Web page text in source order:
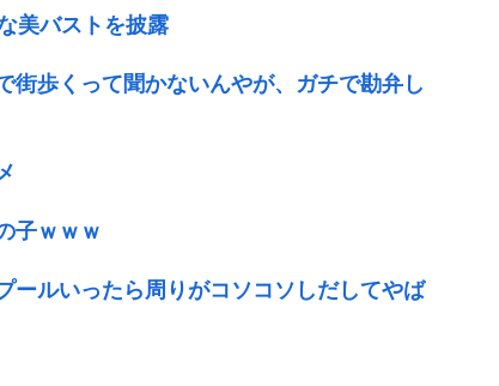
美バストを披露
街歩くって聞かないんやが、ガチで勘弁し
子ｗｗｗ
ールいったら周りがコソコソしだしてやば